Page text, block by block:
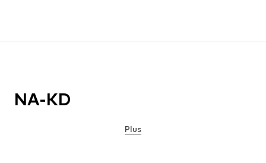
NA-KD
Plus